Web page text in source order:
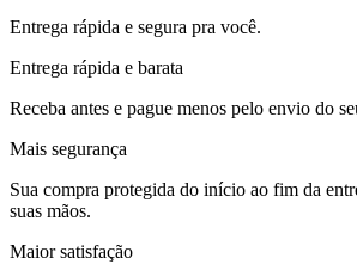
Entrega rápida e segura pra você.
Entrega rápida e barata
Receba antes e pague menos pelo envio do
Mais segurança
Sua compra protegida do início ao fim da
suas mãos.
Maior satisfação